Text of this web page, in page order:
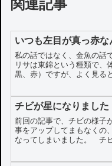
関連記事
いつも左目が真っ赤な
私の話ではなく、金魚の
リサは東錦という種類で、
黒、赤）ですが、よく見る
チビが星になりました
前回の記事で、チビの様子
事をアップしてまもなくの
なってしまいました。 チ